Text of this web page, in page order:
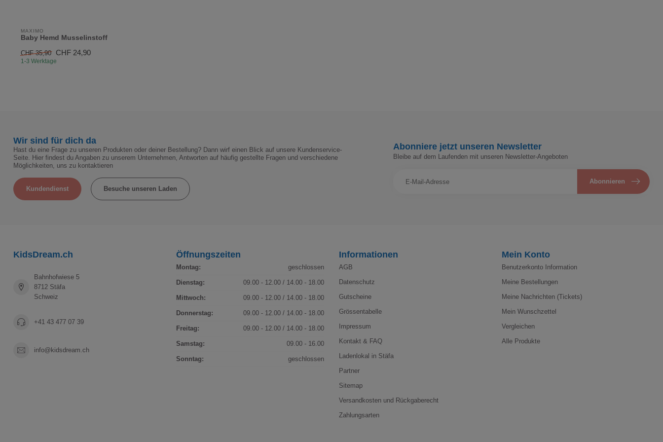
MAXIMO
Baby Hemd Musselinstoff
CHF 35,90 CHF 24,90
1-3 Werktage
Wir sind für dich da
Hast du eine Frage zu unseren Produkten oder deiner Bestellung? Dann wirf einen Blick auf unsere Kundenservice-
Seite. Hier findest du Angaben zu unserem Unternehmen, Antworten auf häufig gestellte Fragen und verschiedene
Möglichkeiten, uns zu kontaktieren
Kundendienst Besuche unseren Laden
Abonniere jetzt unseren Newsletter
Bleibe auf dem Laufenden mit unseren Newsletter-Angeboten
Abonnieren
KidsDream.ch
Bahnhofwiese 5
8712 Stäfa
Schweiz
+41 43 477 07 39
info@kidsdream.ch
Öffnungszeiten
Montag: geschlossen
Dienstag: 09.00 - 12.00 / 14.00 - 18.00
Mittwoch: 09.00 - 12.00 / 14.00 - 18.00
Donnerstag: 09.00 - 12.00 / 14.00 - 18.00
Freitag: 09.00 - 12.00 / 14.00 - 18.00
Samstag: 09.00 - 16.00
Sonntag: geschlossen
Informationen
AGB
Datenschutz
Gutscheine
Grössentabelle
Impressum
Kontakt & FAQ
Ladenlokal in Stäfa
Partner
Sitemap
Versandkosten und Rückgaberecht
Zahlungsarten
Mein Konto
Benutzerkonto Information
Meine Bestellungen
Meine Nachrichten (Tickets)
Mein Wunschzettel
Vergleichen
Alle Produkte